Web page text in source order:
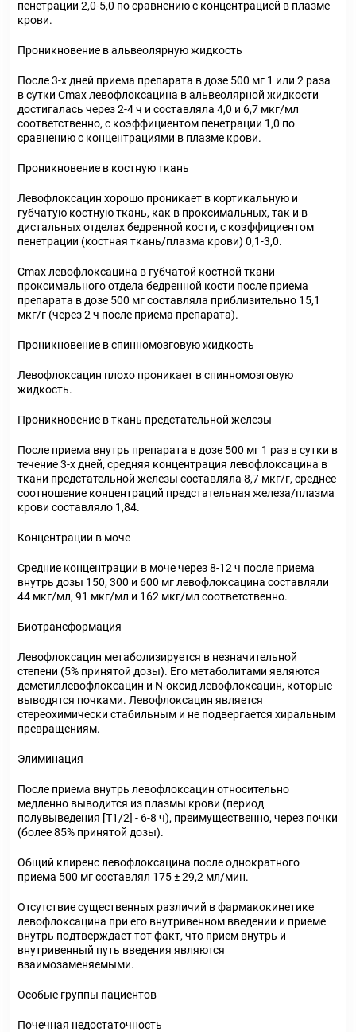
пенетрации 2,0-5,0 по сравнению с концентрацией в плазме
крови.
Проникновение в альвеолярную жидкость
После 3-х дней приема препарата в дозе 500 мг 1 или 2 раза
в сутки Сmах левофлоксацина в альвеолярной жидкости
достигалась через 2-4 ч и составляла 4,0 и 6,7 мкг/мл
соответственно, с коэффициентом пенетрации 1,0 по
сравнению с концентрациями в плазме крови.
Проникновение в костную ткань
Левофлоксацин хорошо проникает в кортикальную и
губчатую костную ткань, как в проксимальных, так и в
дистальных отделах бедренной кости, с коэффициентом
пенетрации (костная ткань/плазма крови) 0,1-3,0.
Сmах левофлоксацина в губчатой костной ткани
проксимального отдела бедренной кости после приема
препарата в дозе 500 мг составляла приблизительно 15,1
мкг/г (через 2 ч после приема препарата).
Проникновение в спинномозговую жидкость
Левофлоксацин плохо проникает в спинномозговую
жидкость.
Проникновение в ткань предстательной железы
После приема внутрь препарата в дозе 500 мг 1 раз в сутки в
течение 3-х дней, средняя концентрация левофлоксацина в
ткани предстательной железы составляла 8,7 мкг/г, среднее
соотношение концентраций предстательная железа/плазма
крови составляло 1,84.
Концентрации в моче
Средние концентрации в моче через 8-12 ч после приема
внутрь дозы 150, 300 и 600 мг левофлоксацина составляли
44 мкг/мл, 91 мкг/мл и 162 мкг/мл соответственно.
Биотрансформация
Левофлоксацин метаболизируется в незначительной
степени (5% принятой дозы). Его метаболитами являются
деметиллевофлоксацин и N-оксид левофлоксацин, которые
выводятся почками. Левофлоксацин является
стереохимически стабильным и не подвергается хиральным
превращениям.
Элиминация
После приема внутрь левофлоксацин относительно
медленно выводится из плазмы крови (период
полувыведения [Т1/2] - 6-8 ч), преимущественно, через почки
(более 85% принятой дозы).
Общий клиренс левофлоксацина после однократного
приема 500 мг составлял 175 ± 29,2 мл/мин.
Отсутствие существенных различий в фармакокинетике
левофлоксацина при его внутривенном введении и приеме
внутрь подтверждает тот факт, что прием внутрь и
внутривенный путь введения являются
взаимозаменяемыми.
Особые группы пациентов
Почечная недостаточность